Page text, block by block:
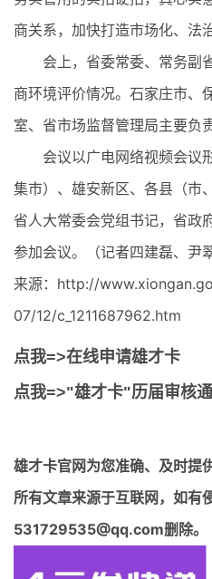
商关系，加快打造市场化、法
会上，省委常委、常务副省
商环境评价情况。石家庄市、
室、省市场监督管理局主要负
会议以广电网络视频会议
集市）、雄安新区、各县（市
省人大常委会党组书记，省政
参加会议。（记者四建磊、尹
来源：http://
07/12/c_1211687962.htm
点我=>在线申请雄才卡
点我=>"雄才卡"历届审核
雄才卡官网为您准确、及时提
所有文章来源于互联网，如有
531729535@qq.com删除。